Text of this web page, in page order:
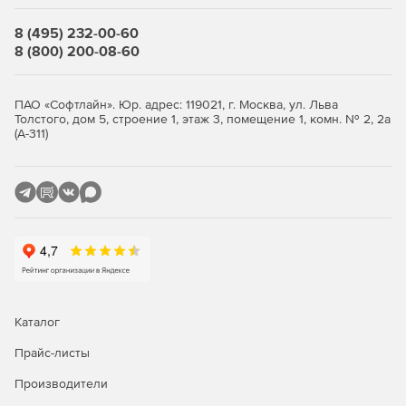
Отсутствие ограничений по количеству
пользователей и почтовых ящиков.
почтовых ящиков с любым сервером Active Directory
или файловой системой.
Автоматическое сжатие писем электронной почты.
Поддержка защищенной аутентификации.
Совместимость с почтовыми клиентами Microsoft
Thunderbird, Evolution, Eudora, Pegasus, PINE, Netscape
8 (495) 232-00-60
8 (800) 200-08-60
ПАО «Софтлайн». Юр. адрес: 119021, г. Москва, ул. Льва
Толстого, дом 5, строение 1, этаж 3, помещение 1, комн. № 2, 2а
(А-311)
Каталог
Прайс-листы
Производители